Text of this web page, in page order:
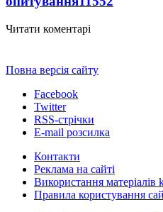
Читати коментарі
Повна версія сайту
Facebook
Twitter
RSS-стрічки
E-mail розсилка
Контакти
Реклама на сайті
Використання матеріалів
Правила користування